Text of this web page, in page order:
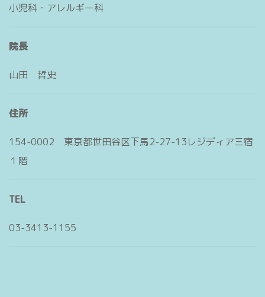
小児科・アレルギー科
院長
山田 哲史
住所
154-0002 東京都世田谷区下馬2-27-13レジディア三宿
１階
TEL
03-3413-1155